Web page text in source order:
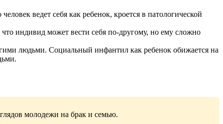
ведет себя как ребенок, кроется в патологической
индивид может вести себя по-другому, но ему сложно
людьми. Социальный инфантил как ребенок обижается на
молодежи на брак и семью.